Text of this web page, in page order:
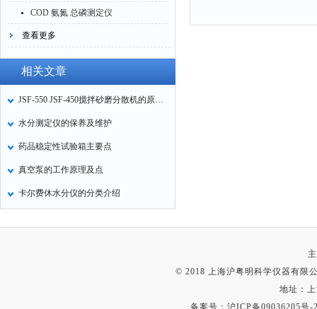
COD 氨氮 总磷测定仪
查看更多
相关文章
JSF-550 JSF-450搅拌砂磨分散机的原理和应用
水分测定仪的保养及维护
药品稳定性试验箱主要点
真空泵的工作原理及点
卡尔费休水分仪的分类介绍
© 2018 上海沪粤明科学仪器有限
地址：
备案号：沪ICP备09036205号-